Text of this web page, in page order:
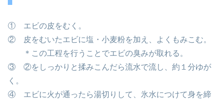
① エビの皮をむく。
② 皮をむいたエビに塩・小麦粉を加え、よくもみこむ。
＊この工程を行うことでエビの臭みが取れる。
③ ②をしっかりと揉みこんだら流水で流し、約１分ゆが
く。
④ エビに火が通ったら湯切りして、氷水につけて身を締